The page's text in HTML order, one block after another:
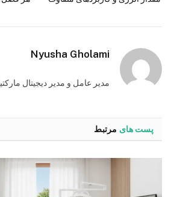
Nyusha Gholami
مدیر عامل و مدیر دیجیتال
پست های مرتبط